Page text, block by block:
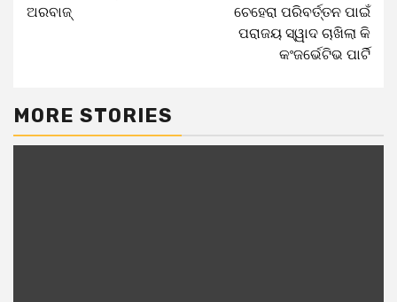
ଅରବାଜ୍‌
ଚେହେରା ପରିବର୍ତ୍ତନ ପାଇଁ
ପରାଜୟ ସ୍ୱାଦ ଚାଖିଲା କି
କଂଜର୍ଭେଟିଭ ପାର୍ଟି
MORE STORIES